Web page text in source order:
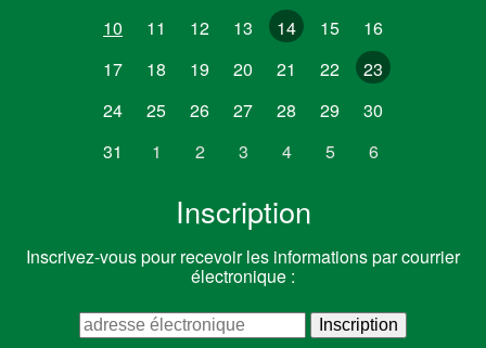
10
11 12 13 14 15
16
17
18 19 20 21 22
23
24
25 26 27 28 29
30
31
1 2 3 4 5 6
Inscription
Inscrivez-vous pour recevoir les informations par courrier
électronique :